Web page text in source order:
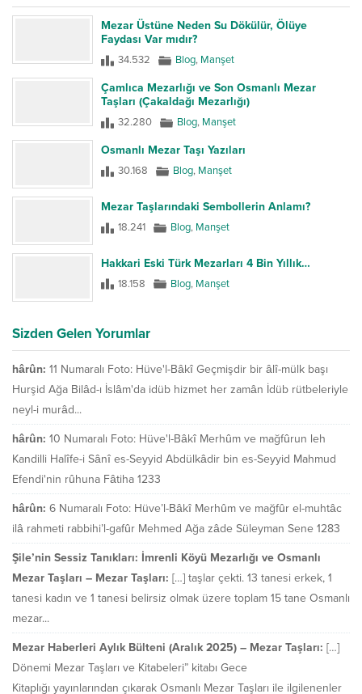
Mezar Üstüne Neden Su Dökülür, Ölüye
Faydası Var mıdır?
34.532 Blog, Manşet
Çamlıca Mezarlığı ve Son Osmanlı Mezar
Taşları (Çakaldağı Mezarlığı)
32.280 Blog, Manşet
Osmanlı Mezar Taşı Yazıları
30.168 Blog, Manşet
Mezar Taşlarındaki Sembollerin Anlamı?
18.241 Blog, Manşet
Hakkari Eski Türk Mezarları 4 Bin Yıllık…
18.158 Blog, Manşet
Sizden Gelen Yorumlar
hârûn: 11 Numaralı Foto: Hüve'l-Bâkî Geçmişdir bir âlî-mülk başı
Hurşid Ağa Bilâd-ı İslâm'da idüb hizmet her zamân İdüb rütbeleriyle
neyl-i murâd...
hârûn: 10 Numaralı Foto: Hüve'l-Bâkî Merhûm ve mağfûrun leh
Kandilli Halîfe-i Sânî es-Seyyid Abdülkâdir bin es-Seyyid Mahmud
Efendi'nin rûhuna Fâtiha 1233
hârûn: 6 Numaralı Foto: Hüve’l-Bâkî Merhûm ve mağfûr el-muhtâc
ilâ rahmeti rabbihi’l-gafûr Mehmed Ağa zâde Süleyman Sene 1283
Şile’nin Sessiz Tanıkları: İmrenli Köyü Mezarlığı ve Osmanlı
Mezar Taşları – Mezar Taşları: […] taşlar çekti. 13 tanesi erkek, 1
tanesi kadın ve 1 tanesi belirsiz olmak üzere toplam 15 tane Osmanlı
mezar...
Mezar Haberleri Aylık Bülteni (Aralık 2025) – Mezar Taşları: […]
Dönemi Mezar Taşları ve Kitabeleri” kitabı Gece
Kitaplığı yayınlarından çıkarak Osmanlı Mezar Taşları ile ilgilenenler